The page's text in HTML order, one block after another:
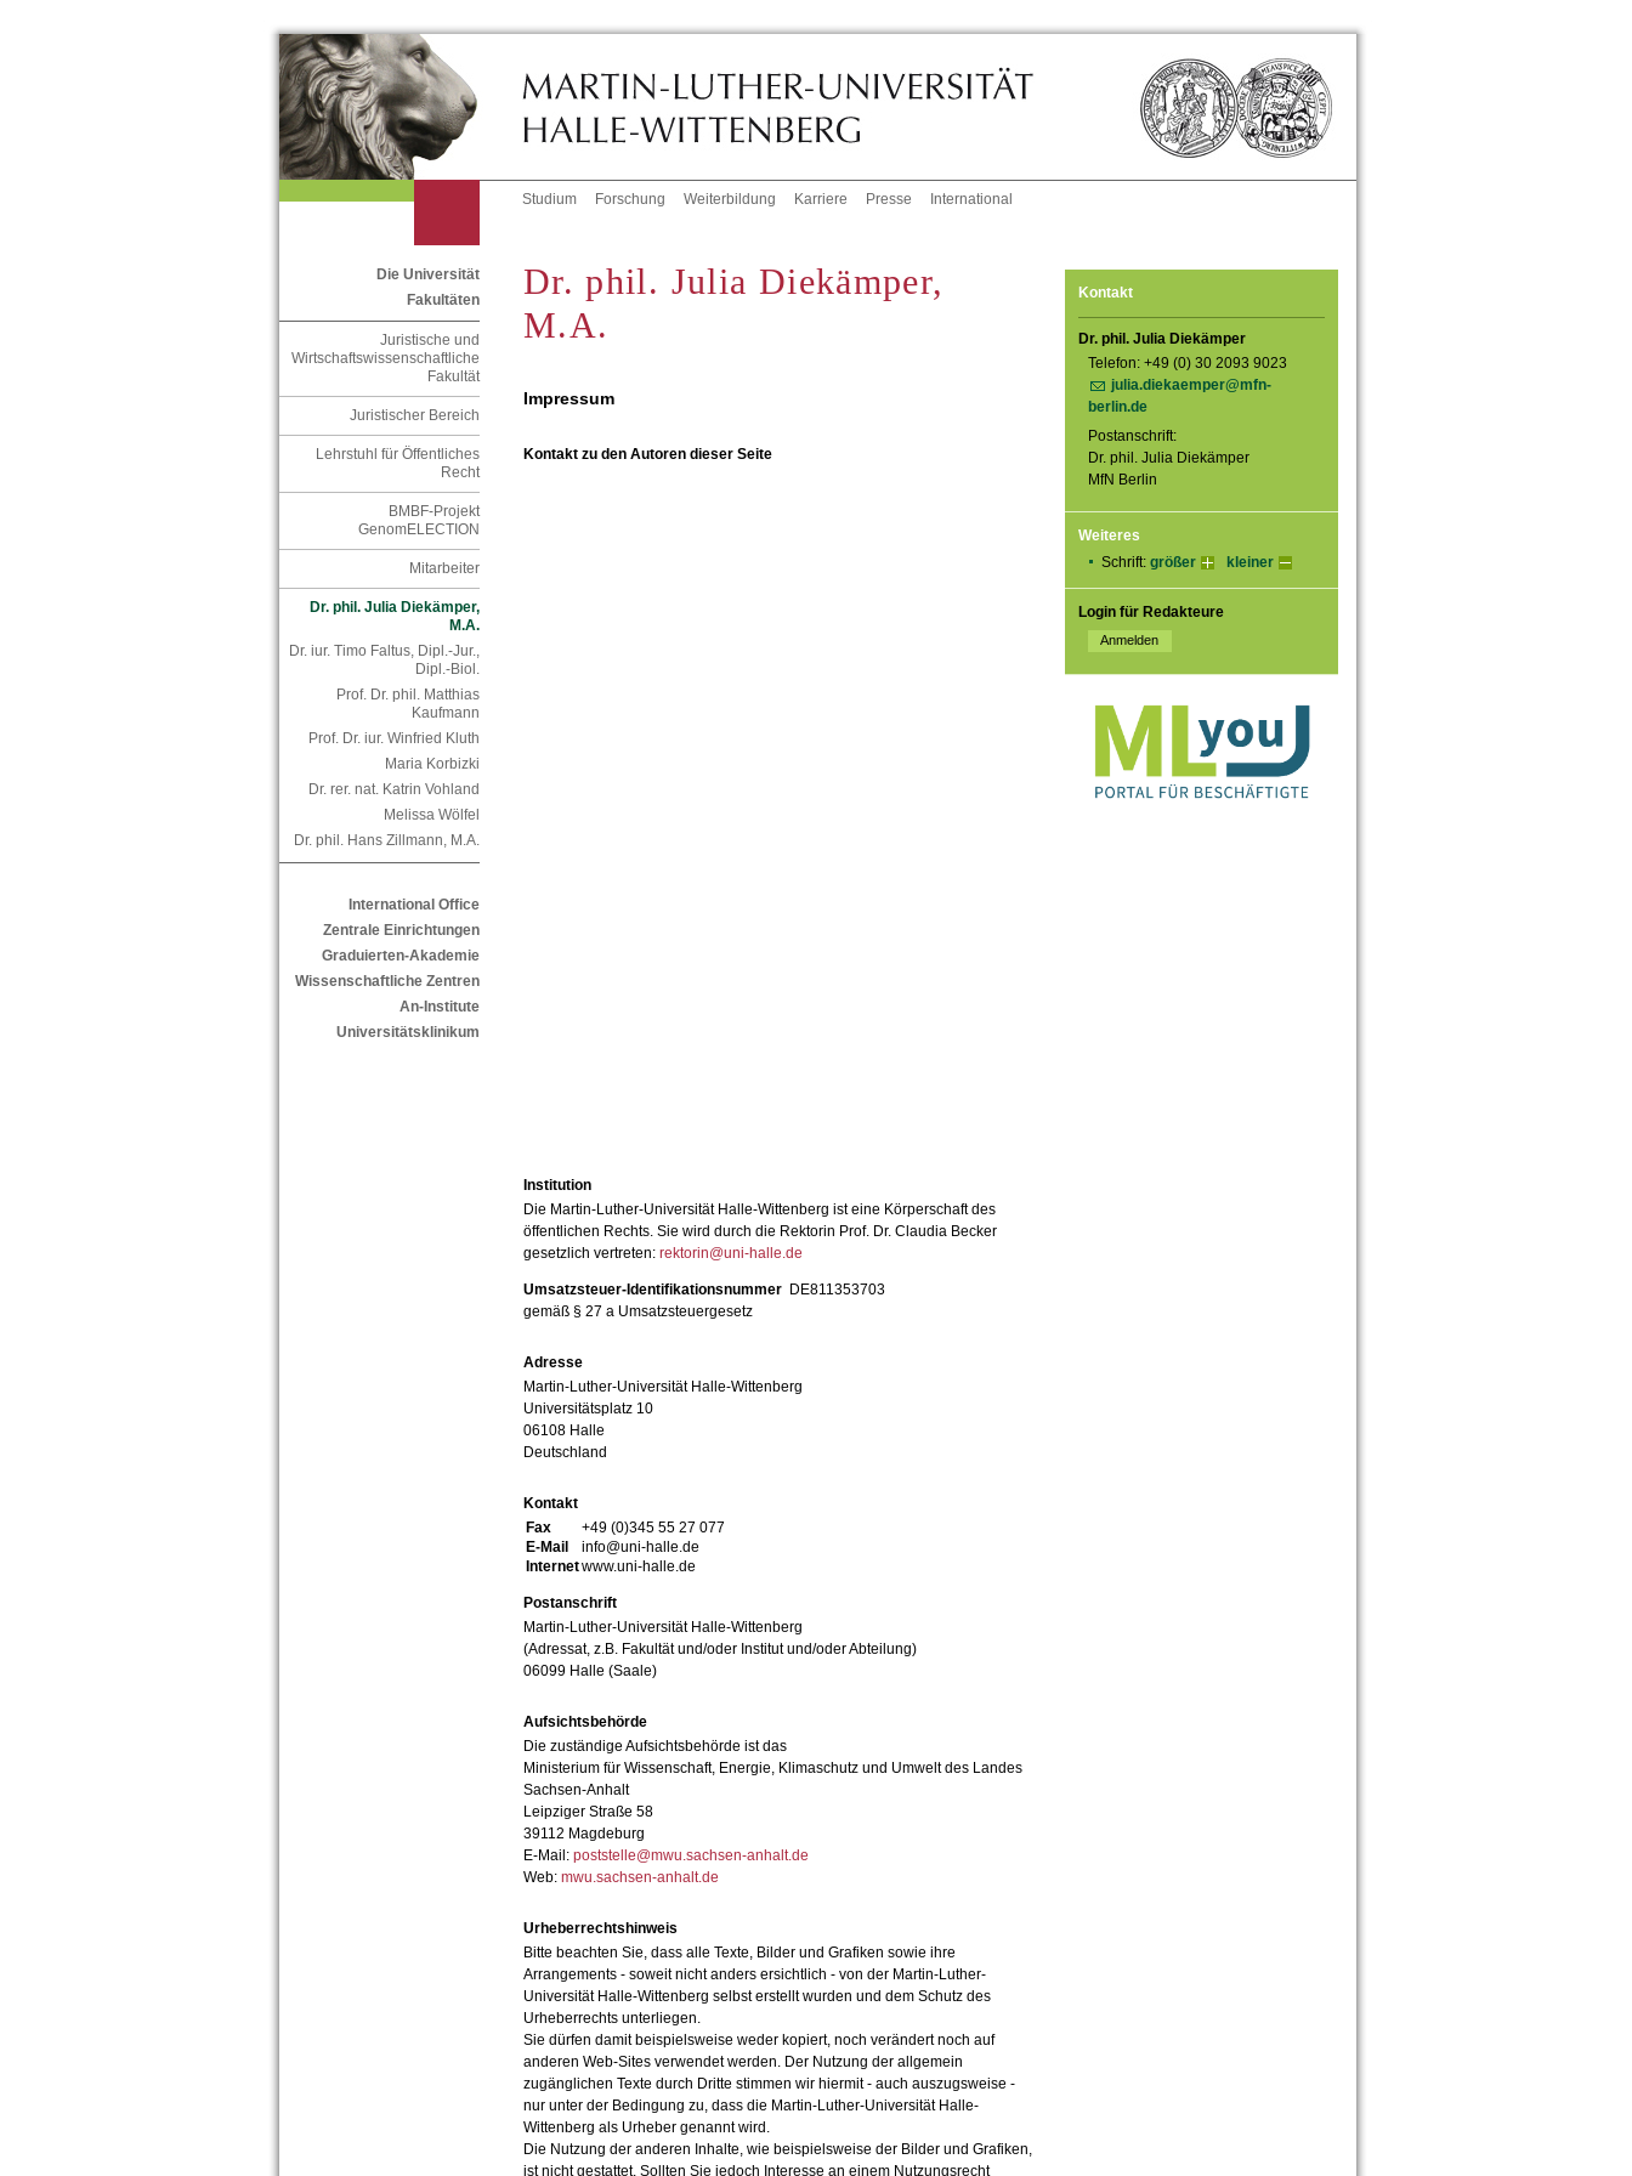
Studium Forschung Weiterbildung Karriere Presse International
Die Universität
Fakultäten
Juristische und
Wirtschaftswissenschaftliche
Fakultät
Juristischer Bereich
Lehrstuhl für Öffentliches
Recht
BMBF-Projekt
GenomELECTION
Mitarbeiter
Dr. phil. Julia Diekämper,
M.A.
Dr. iur. Timo Faltus, Dipl.-Jur.,
Dipl.-Biol.
Prof. Dr. phil. Matthias
Kaufmann
Prof. Dr. iur. Winfried Kluth
Maria Korbizki
Dr. rer. nat. Katrin Vohland
Melissa Wölfel
Dr. phil. Hans Zillmann, M.A.
International Office
Zentrale Einrichtungen
Graduierten-Akademie
Wissenschaftliche Zentren
An-Institute
Universitätsklinikum
Kontakt
Dr. phil. Julia Diekämper
Telefon: +49 (0) 30 2093 9023
julia.diekaemper@mfn-
berlin.de
Postanschrift:
Dr. phil. Julia Diekämper
MfN Berlin
Weiteres
Schrift: größer kleiner
Login für Redakteure
Dr. phil. Julia Diekämper,
M.A.
Impressum
Kontakt zu den Autoren dieser Seite
Institution
Die Martin-Luther-Universität Halle-Wittenberg ist eine Körperschaft des
öffentlichen Rechts. Sie wird durch die Rektorin Prof. Dr. Claudia Becker
gesetzlich vertreten: rektorin@uni-halle.de
Umsatzsteuer-Identifikationsnummer DE811353703
gemäß § 27 a Umsatzsteuergesetz
Adresse
Martin-Luther-Universität Halle-Wittenberg
Universitätsplatz 10
06108 Halle
Deutschland
Kontakt
Fax
+49 (0)345 55 27 077
E-Mail
info@uni-halle.de
Internetwww.uni-halle.de
Postanschrift
Martin-Luther-Universität Halle-Wittenberg
(Adressat, z.B. Fakultät und/oder Institut und/oder Abteilung)
06099 Halle (Saale)
Aufsichtsbehörde
Die zuständige Aufsichtsbehörde ist das
Ministerium für Wissenschaft, Energie, Klimaschutz und Umwelt des Landes
Sachsen-Anhalt
Leipziger Straße 58
39112 Magdeburg
E-Mail: poststelle@mwu.sachsen-anhalt.de
Web: mwu.sachsen-anhalt.de
Urheberrechtshinweis
Bitte beachten Sie, dass alle Texte, Bilder und Grafiken sowie ihre
Arrangements - soweit nicht anders ersichtlich - von der Martin-Luther-
Universität Halle-Wittenberg selbst erstellt wurden und dem Schutz des
Urheberrechts unterliegen.
Sie dürfen damit beispielsweise weder kopiert, noch verändert noch auf
anderen Web-Sites verwendet werden. Der Nutzung der allgemein
zugänglichen Texte durch Dritte stimmen wir hiermit - auch auszugsweise -
nur unter der Bedingung zu, dass die Martin-Luther-Universität Halle-
Wittenberg als Urheber genannt wird.
Die Nutzung der anderen Inhalte, wie beispielsweise der Bilder und Grafiken,
ist nicht gestattet. Sollten Sie jedoch Interesse an einem Nutzungsrecht